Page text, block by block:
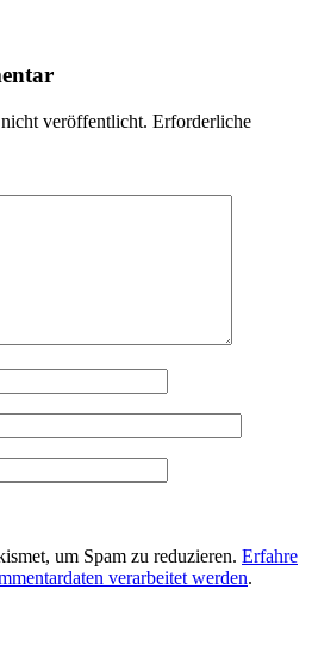
veröffentlicht. Erforderliche
um Spam zu reduzieren. Erfahre
verarbeitet werden.